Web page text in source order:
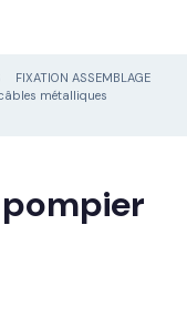
FIXATION ASSEMBLAGE
métalliques